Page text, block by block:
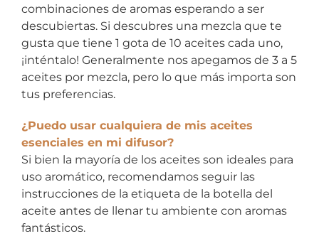
combinaciones de aromas esperando a ser
descubiertas. Si descubres una mezcla que te
gusta que tiene 1 gota de 10 aceites cada uno,
¡inténtalo! Generalmente nos apegamos de 3 a 5
aceites por mezcla, pero lo que más importa son
tus preferencias.
¿Puedo usar cualquiera de mis aceites
esenciales en mi difusor?
Si bien la mayoría de los aceites son ideales para
uso aromático, recomendamos seguir las
instrucciones de la etiqueta de la botella del
aceite antes de llenar tu ambiente con aromas
fantásticos.